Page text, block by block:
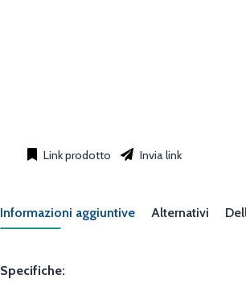
Link prodotto Invia link
Informazioni aggiuntive Alternativi
Specifiche: